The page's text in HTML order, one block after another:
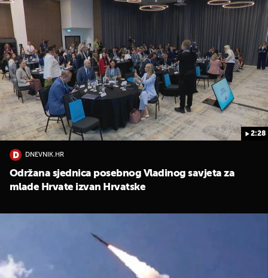
2:28
DNEVNIK.HR
Održana sjednica posebnog Vladinog savjeta za
mlade Hrvate izvan Hrvatske